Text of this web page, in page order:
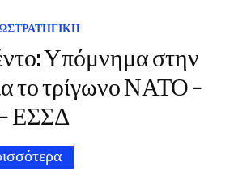
Υπόμνημα στην
το τρίγωνο ΝΑΤΟ –
ΕΣΣΔ